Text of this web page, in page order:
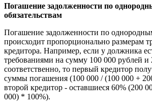
Погашение задолженности по
обязательствам
Погашение задолженности по
происходит пропорционально размерам
кредитора. Например, если у должника
требованиями на сумму 100 000 рублей и
соответственно, то первый кредитор
суммы погашения (100 000 / (100 000 +
второй кредитор - оставшиеся 60% (200
000) * 100%).